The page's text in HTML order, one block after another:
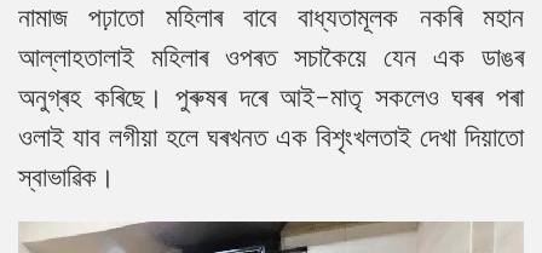
নামাজ পঢ়াতো মহিলাৰ বাবে বাধ্যতামূলক নকৰি মহান
আল্লাহতালাই মহিলাৰ ওপৰত সচাকৈয়ে যেন এক ডাঙৰ
অনুগ্ৰহ কৰিছে। পুৰুষৰ দৰে আই-মাতৃ সকলেও ঘৰৰ পৰা
ওলাই যাব লগীয়া হলে ঘৰখনত এক বিশৃংখলতাই দেখা দিয়াতো
স্বাভাৱিক।